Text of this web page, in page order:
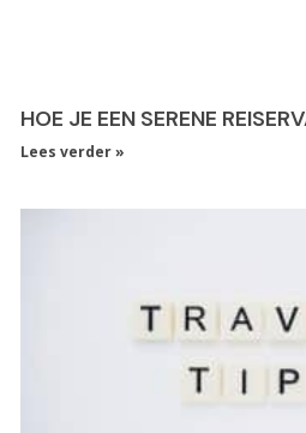
HOE JE EEN SERENE
Lees verder »